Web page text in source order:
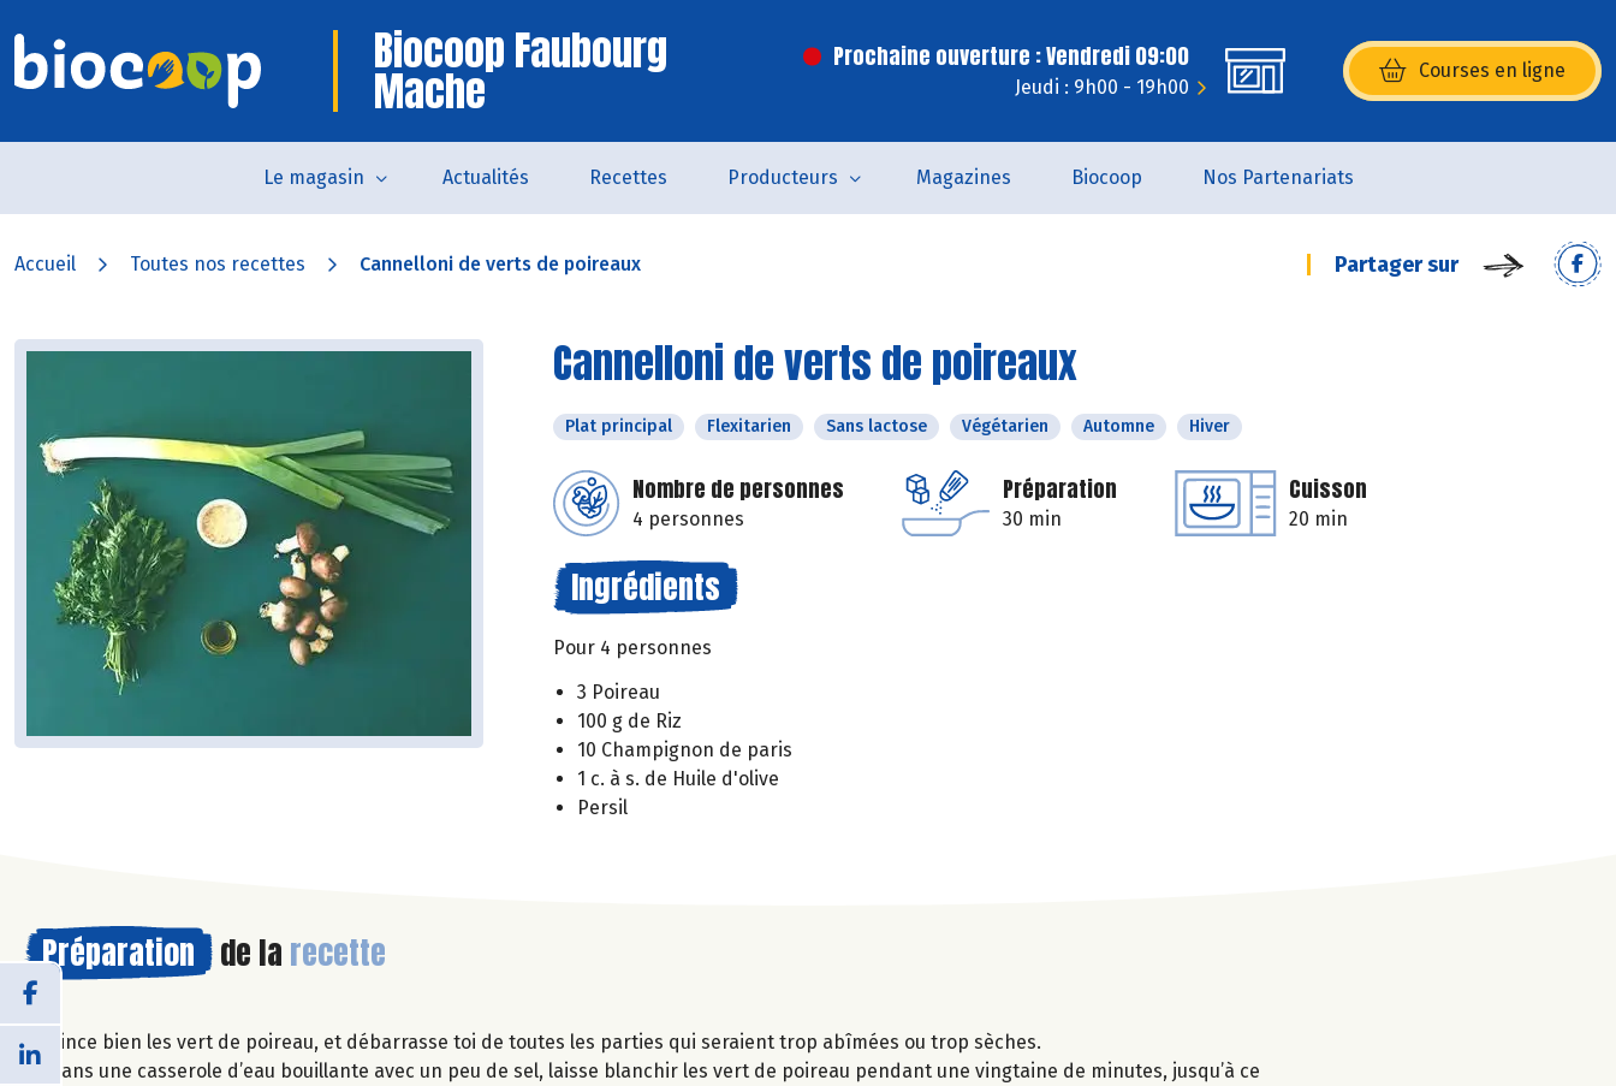
Biocoop Faubourg
Mache
Prochaine ouverture : Vendredi 09:00
Jeudi : 9h00 - 19h00
Courses en ligne
(s’ouvre dans une nouvelle
Le magasin Actualités Recettes Producteurs Magazines Biocoop Nos Partenariats
Accueil Toutes nos recettes Cannelloni de verts de poireaux Partager sur
Cannelloni de verts de poireaux
Plat principal Flexitarien Sans lactose Végétarien Automne Hiver
Nombre de personnes
4 personnes
Préparation
30 min
Cuisson
20 min
Ingrédients
Pour 4 personnes
3 Poireau
100 g de Riz
10 Champignon de paris
1 c. à s. de Huile d'olive
Persil
Préparation de la recette
Rince bien les vert de poireau, et débarrasse toi de toutes les parties qui seraient trop abîmées ou trop sèches.
Dans une casserole d’eau bouillante avec un peu de sel, laisse blanchir les vert de poireau pendant une vingtaine de minutes, jusqu’à ce